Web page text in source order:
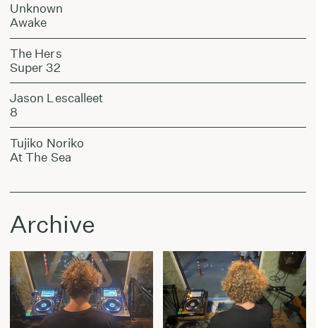
Unknown
Awake
The Hers
Super 32
Jason Lescalleet
8
Tujiko Noriko
At The Sea
Archive